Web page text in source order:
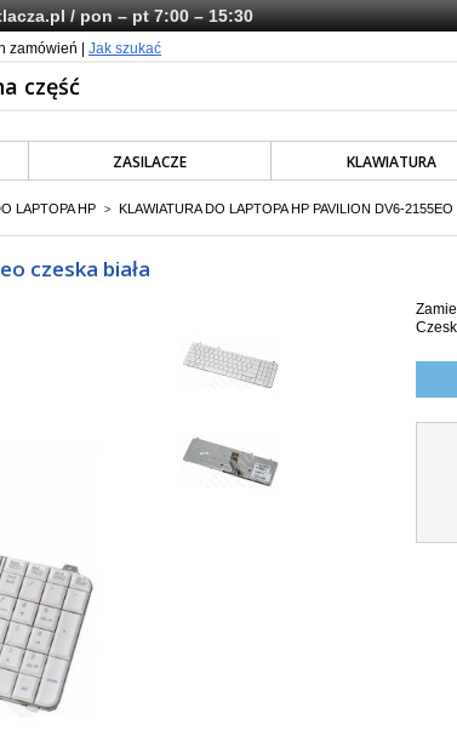
/ pon – pt 7:00 – 15:30
zamówień | Jak szukać
ZASILACZE KLAWIATURA
LAPTOPA HP > KLAWIATURA DO LAPTOPA HP PAVILION DV6-2155EO
czeska biała